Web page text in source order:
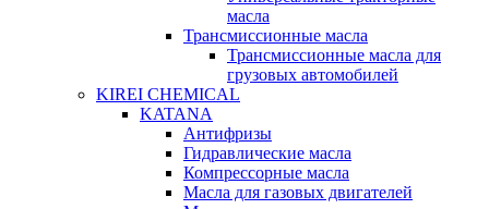
масла
Трансмиссионные масла
Трансмиссионные масла для
грузовых автомобилей
KIREI CHEMICAL
KATANA
Антифризы
Гидравлические масла
Компрессорные масла
Масла для газовых двигателей